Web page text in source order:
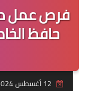
فرص عمل
حافظ